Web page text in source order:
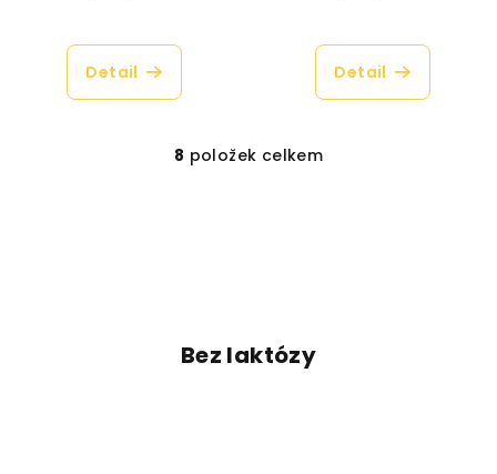
Detail Detail
O
í
p
8 položek celkem
Bez laktózy